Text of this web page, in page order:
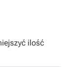
ilość